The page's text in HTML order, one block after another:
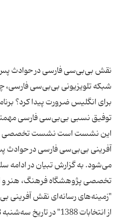
نقش بی‌بی‌سی فارسی در حوادث پس
شبکه تلویزیونی بی‌بی‌سی
برای انگلیس ضرورت پیدا کرد؟
توفیق نسبی بی‌بی‌سی فارسی
این نشست است نشست تخصصی
می‌شود. به گزارش تبیان در ادامه
تخصصی پژوهشگاه فرهنگ، هنر
"زمینه‌های رسانه‌ای نقش